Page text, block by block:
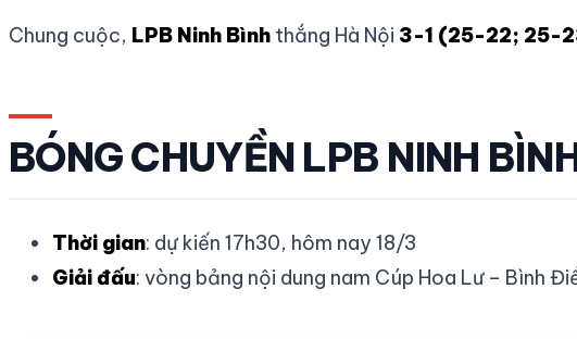
Chung cuộc, LPB Ninh Bình thắng Hà Nội 3-1 (25-22; 25-
BÓNG CHUYỀN LPB NINH
Thời gian: dự kiến 17h30, hôm nay 18/3
Giải đấu: vòng bảng nội dung nam Cúp Hoa Lư – Bình